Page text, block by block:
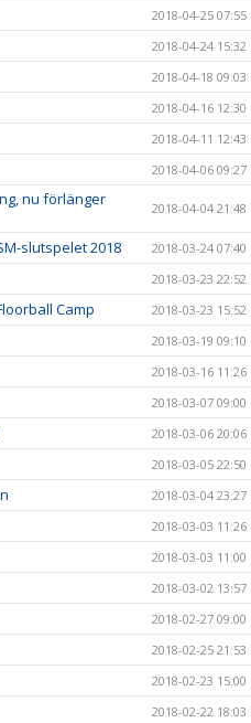
2018-04-25 07:55
2018-04-24 15:32
2018-04-18 09:03
2018-04-16 12:30
2018-04-11 12:43
2018-04-06 09:27
nu förlänger
2018-04-04 21:48
slutspelet 2018 2018-03-24 07:40
2018-03-23 22:52
Camp 2018-03-23 15:52
2018-03-19 09:10
2018-03-16 11:26
2018-03-07 09:00
2018-03-06 20:06
2018-03-05 22:50
2018-03-04 23:27
2018-03-03 11:26
2018-03-03 11:00
2018-03-02 13:57
2018-02-27 09:00
2018-02-25 21:53
2018-02-23 15:00
2018-02-22 18:03